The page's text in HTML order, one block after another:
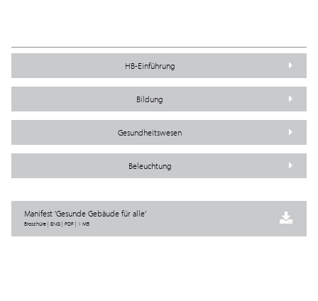
HB-Einführung
Bildung
Gesundheitswesen
Beleuchtung
Manifest 'Gesunde Gebäude für alle'
Broschüre | ENG | PDF | 1 MB